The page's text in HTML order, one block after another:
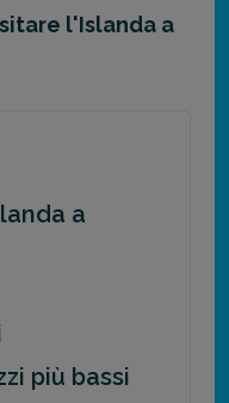
l'Islanda a
a
più bassi